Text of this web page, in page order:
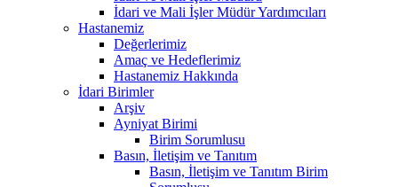
İdari ve Mali İşler Müdür Yardımcıları
Hastanemiz
Değerlerimiz
Amaç ve Hedeflerimiz
Hastanemiz Hakkında
İdari Birimler
Arşiv
Ayniyat Birimi
Birim Sorumlusu
Basın, İletişim ve Tanıtım
Basın, İletişim ve Tanıtım Birim